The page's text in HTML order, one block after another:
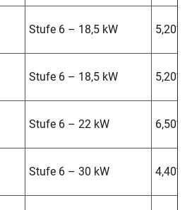
Stufe 6 – 18,5 kW
Stufe 6 – 18,5 kW
Stufe 6 – 22 kW
Stufe 6 – 30 kW